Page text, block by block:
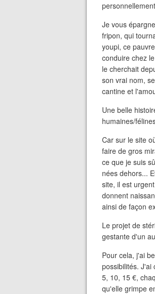
Je vous
fripon, qui
youpi, ce
conduire chez
le cherchait
son vrai nom,
cantine et
Une belle
humaines/
Car sur le site
faire de gros
ce que je suis
nées dehors...
site, il est
donnent
ainsi de façon
Le projet de
gestante d'un
Pour cela, j'ai
possibilités. J'ai
5, 10, 15 €,
qu'elle grimpe